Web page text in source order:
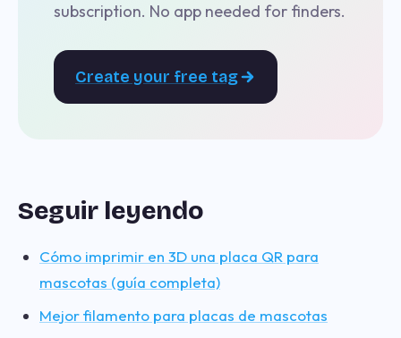
subscription. No app needed for finders.
Create your free tag
Seguir leyendo
Cómo imprimir en 3D una placa QR para
mascotas (guía completa)
Mejor filamento para placas de mascotas